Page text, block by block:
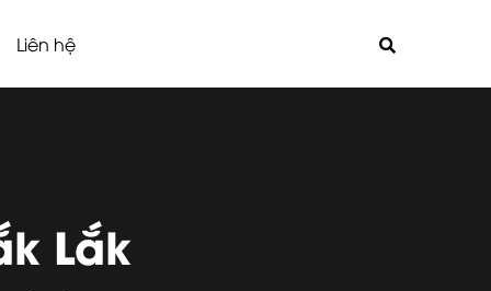
Liên hệ
Lắk